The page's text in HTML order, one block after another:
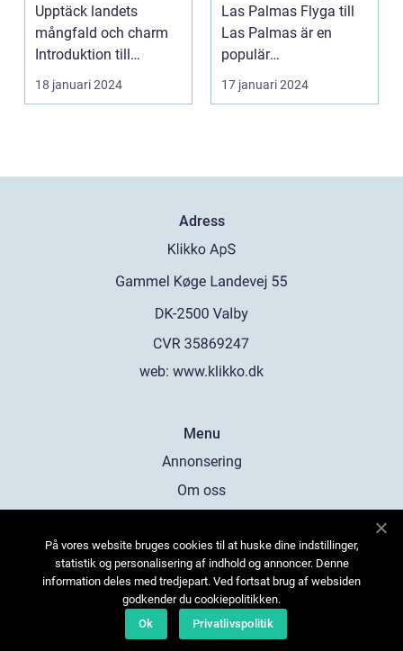
Upptäck landets
mångfald och charm
Introduktion till
Frankrike och dess
popular...
18 januari 2024
Las Palmas Flyga till
Las Palmas är en
populär
semesterdestination
för män...
17 januari 2024
Adress
web: www.klikko.dk
Menu
Annonsering
Om oss
Kontakta oss
Sitemap
På vores website bruges cookies til at huske dine indstillinger,
statistik og personalisering af indhold og annoncer. Denne
information deles med tredjepart. Ved fortsat brug af websiden
godkender du cookiepolitikken.
Ok
Privatlivspolitik